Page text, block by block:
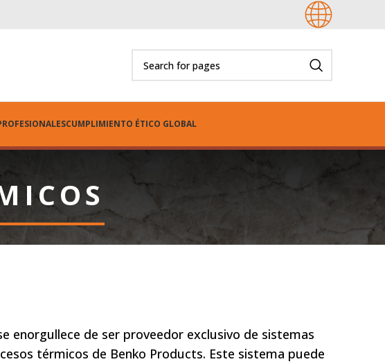
CUMPLIMIENTO ÉTICO GLOBAL
enorgullece de ser proveedor exclusivo de sistemas
térmicos de Benko Products. Este sistema puede